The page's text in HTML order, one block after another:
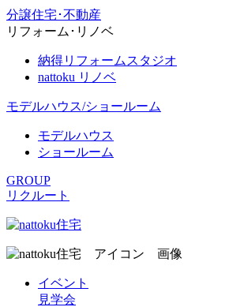
分譲住宅･不動産
リフォーム･リノベ
納得リフォームスタジオ
nattoku リノベ
モデルハウス/ショールーム
モデルハウス
ショールーム
GROUP
リクルート
イベント
見学会